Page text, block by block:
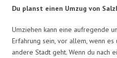
Du planst einen Umzug von
Umziehen kann eine aufregende
Erfahrung sein, vor allem, wenn
andere Stadt geht. Wenn du nach